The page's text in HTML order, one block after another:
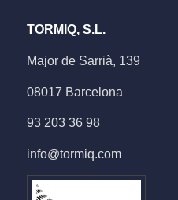
TORMIQ, S.L.
Major de Sarrià, 139
08017 Barcelona
93 203 36 98
info@tormiq.com